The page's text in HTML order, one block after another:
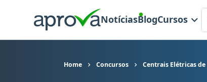
NotíciasBlogCursos
Home Concursos Centrais Elétricas